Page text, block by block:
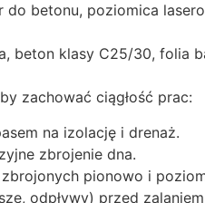
betonu, poziomica
beton klasy C25/30, folia
zachować ciągłość prac:
na izolację i drenaż.
zbrojenie dna.
pionowo i
odpływy) przed